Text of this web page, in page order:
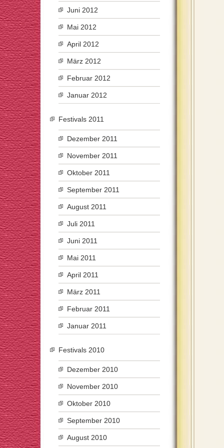
Juni 2012
Mai 2012
April 2012
März 2012
Februar 2012
Januar 2012
Festivals 2011
Dezember 2011
November 2011
Oktober 2011
September 2011
August 2011
Juli 2011
Juni 2011
Mai 2011
April 2011
März 2011
Februar 2011
Januar 2011
Festivals 2010
Dezember 2010
November 2010
Oktober 2010
September 2010
August 2010